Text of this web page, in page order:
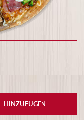
HINZUFÜGEN